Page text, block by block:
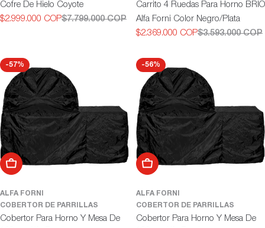
Cofre De Hielo Coyote
Precio
$2.999.000 COP
Precio
$7.799.000 COP
Carrito 4 Ruedas Para Horno BRIO
Alfa Forni Color Negro/Plata
Precio
oferta
$2.369.000 COP
Precio
$3.593.000 COP
-57%
Añadir al carrito
ALFA FORNI
COBERTOR DE PARRILLAS
Cobertor Para Horno Y Mesa De
-56%
Añadir al carrito
ALFA FORNI
COBERTOR DE PARRILLAS
Cobertor Para Horno Y Mesa De